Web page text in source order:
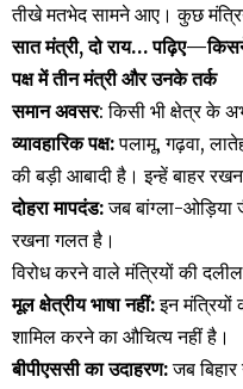
तीखे मतभेद सामने आए। कुछ
सात मंत्री, दो राय…
पक्ष में तीन मंत्री और उनके तर्क
समान अवसर: किसी भी क्षेत्र के
व्यावहारिक पक्ष:पलामू, गढ़वा,
की बड़ी आबादी है। इन्हें बाहर
दोहरा मापदंड:जब बांग्ला-ओड़िया
रखना गलत है।
विरोध करने वाले मंत्रियों की दलील
मूल क्षेत्रीय भाषा नहीं:इन मंत्रियों
शामिल करने का औचित्य नहीं है।
बीपीएससी का उदाहरण:जब